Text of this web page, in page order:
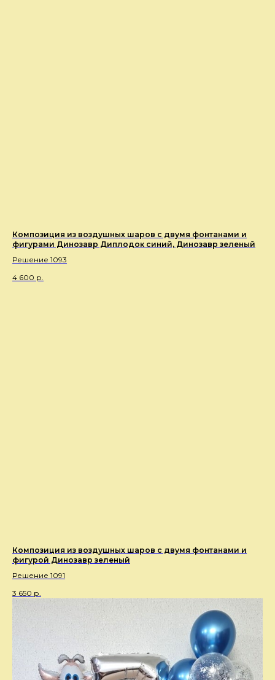
Композиция из воздушных шаров с двумя фонтанами и
фигурами Динозавр Диплодок синий, Динозавр зеленый
Решение 1093
4 600 р.
Композиция из воздушных шаров с двумя фонтанами и
фигурой Динозавр зеленый
Решение 1091
3 650 р.